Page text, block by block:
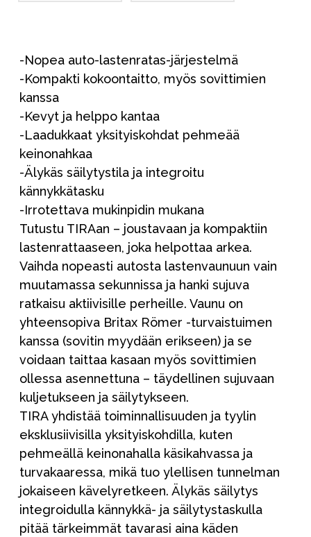
-Nopea auto-lastenratas-järjestelmä
-Kompakti kokoontaitto, myös sovittimien
kanssa
-Kevyt ja helppo kantaa
-Laadukkaat yksityiskohdat pehmeää
keinonahkaa
-Älykäs säilytystila ja integroitu
kännykkätasku
-Irrotettava mukinpidin mukana
Tutustu TIRAan – joustavaan ja kompaktiin
lastenrattaaseen, joka helpottaa arkea.
Vaihda nopeasti autosta lastenvaunuun vain
muutamassa sekunnissa ja hanki sujuva
ratkaisu aktiivisille perheille. Vaunu on
yhteensopiva Britax Römer -turvaistuimen
kanssa (sovitin myydään erikseen) ja se
voidaan taittaa kasaan myös sovittimien
ollessa asennettuna – täydellinen sujuvaan
kuljetukseen ja säilytykseen.
TIRA yhdistää toiminnallisuuden ja tyylin
eksklusiivisilla yksityiskohdilla, kuten
pehmeällä keinonahalla käsikahvassa ja
turvakaaressa, mikä tuo ylellisen tunnelman
jokaiseen kävelyretkeen. Älykäs säilytys
integroidulla kännykkä- ja säilytystaskulla
pitää tärkeimmät tavarasi aina käden